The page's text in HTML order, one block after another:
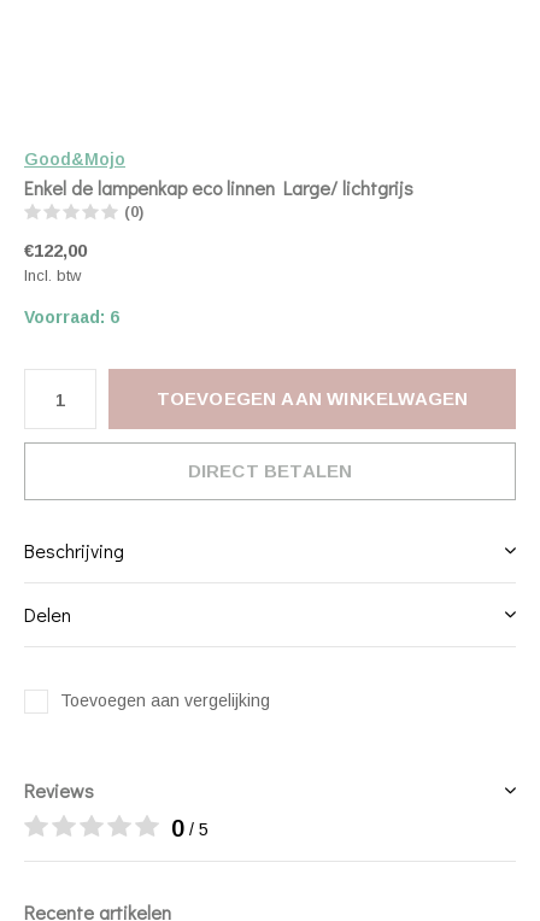
Good&Mojo
Enkel de lampenkap eco linnen Large/ lichtgrijs
(0)
€122,00
Incl. btw
Voorraad: 6
TOEVOEGEN AAN WINKELWAGEN
DIRECT BETALEN
Beschrijving
Delen
Toevoegen aan vergelijking
Reviews
0 / 5
Recente artikelen